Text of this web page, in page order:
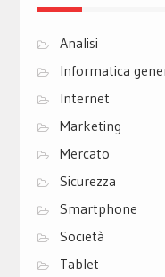
Analisi
Informatica
Internet
Marketing
Mercato
Sicurezza
Smartphone
Società
Tablet